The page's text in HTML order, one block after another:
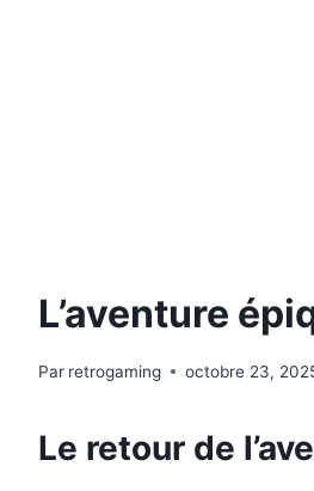
L’aventure
Par retrogaming octobre 23,
Le retour de